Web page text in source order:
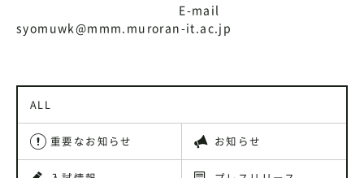
E-mail
syomuwk@mmm.muroran-it.ac.jp
ALL
重要なお知らせ お知らせ